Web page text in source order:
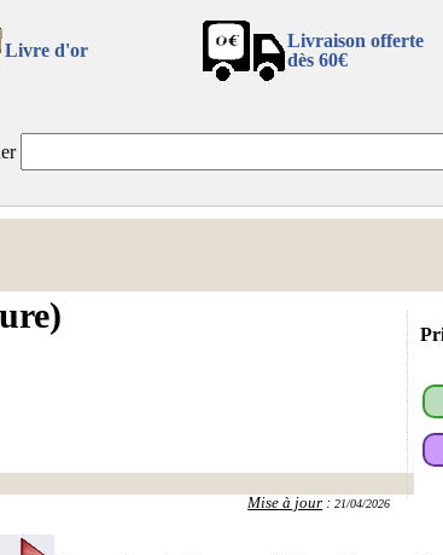
Livre d'or
Livraison offerte
dès 60€
Mise à jour :21/04/2026